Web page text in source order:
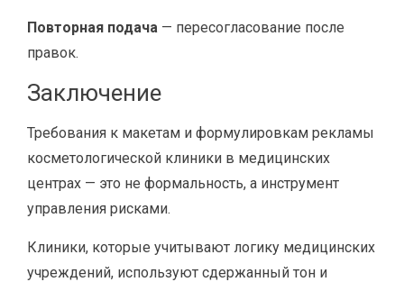
Повторная подача — пересогласование после
правок.
Заключение
Требования к макетам и формулировкам рекламы
косметологической клиники в медицинских
центрах — это не формальность, а инструмент
управления рисками.
Клиники, которые учитывают логику медицинских
учреждений, используют сдержанный тон и